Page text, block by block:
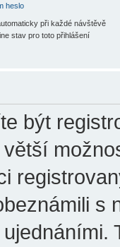
heslo
při každé návštěvě
stav pro toto přihlášení
být
s